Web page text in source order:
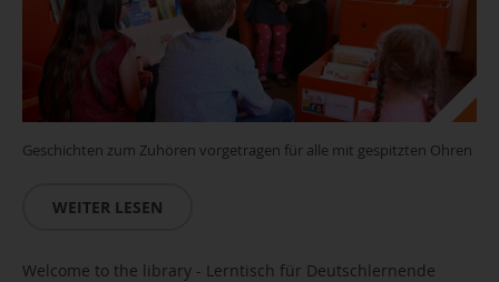
Geschichten zum Zuhören vorgetragen für alle mit gespitzten Ohren
WEITER LESEN
Welcome to the library - Lerntisch für Deutschlernende